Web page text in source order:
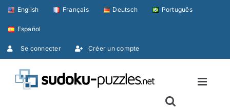
Skip
content
English Français Deutsch Português
Español
Se connecter Créer un compte